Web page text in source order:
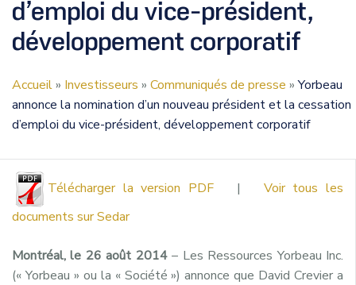
d’emploi du vice-président,
développement corporatif
Accueil» Investisseurs » Communiqués de presse »Yorbeau
annonce la nomination d’un nouveau président et la cessation
d’emploi du vice-président, développement corporatif
Télécharger la version PDF| Voir tous les
documents sur Sedar
Montréal, le 26 août 2014– Les Ressources Yorbeau Inc.
(« Yorbeau » ou la « Société ») annonce que David Crevier a